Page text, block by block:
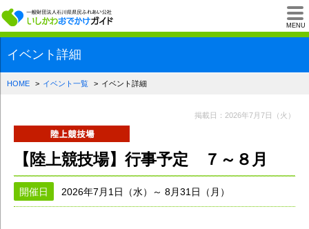
MENU
一般財団法人石川
イベント詳細
HOME イベント一覧 イベント詳細
掲載日：2026年7月7日（火）
【陸上競技場】行事予定 ７～８月
開催日 2026年7月1日（水）～ 8月31日（月）